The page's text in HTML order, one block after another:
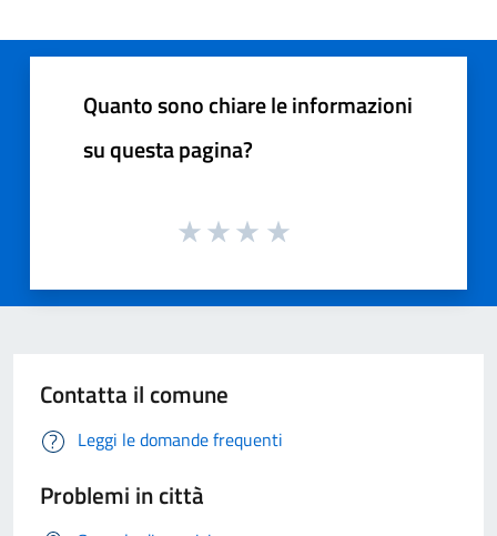
Quanto sono chiare le informazioni
su questa pagina?
Contatta il comune
Leggi le domande frequenti
Problemi in città